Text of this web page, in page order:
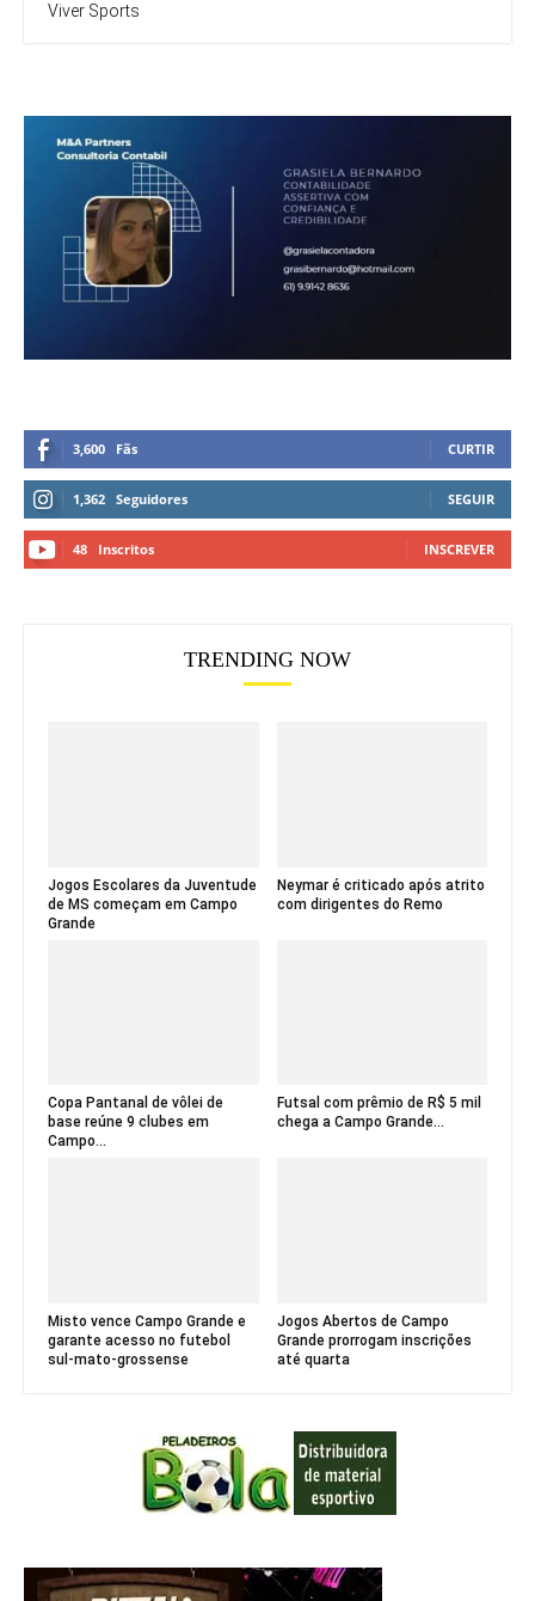
Viver Sports
3,600 Fãs CURTIR
1,362 Seguidores SEGUIR
48 Inscritos INSCREVER
TRENDING NOW
Jogos Escolares da Juventude
de MS começam em Campo
Grande
Neymar é criticado após atrito
com dirigentes do Remo
Copa Pantanal de vôlei de
base reúne 9 clubes em
Campo...
Futsal com prêmio de R$ 5 mil
chega a Campo Grande...
Misto vence Campo Grande e
garante acesso no futebol
sul-mato-grossense
Jogos Abertos de Campo
Grande prorrogam inscrições
até quarta